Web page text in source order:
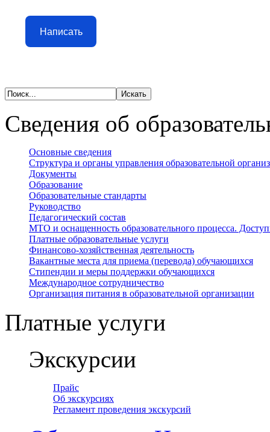
Написать
Сведения об
Основные сведения
Структура и органы управления образовательной
Документы
Образование
Образовательные стандарты
Руководство
Педагогический состав
МТО и оснащенность образовательного процесса.
Платные образовательные услуги
Финансово-хозяйственная деятельность
Вакантные места для приема (перевода) обучающихся
Стипендии и меры поддержки обучающихся
Международное сотрудничество
Организация питания в образовательной организации
Платные услуги
Экскурсии
Прайс
Об экскурсиях
Регламент проведения экскурсий